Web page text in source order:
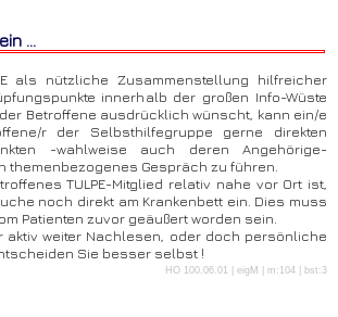
...
als nützliche Zusammenstellung hilfreicher
innerhalb der großen Info-Wüste
Betroffene ausdrücklich wünscht, kann ein/e
r der Selbsthilfegruppe gerne direkten
-wahlweise auch deren Angehörige-
themenbezogenes Gespräch zu führen.
TULPE-Mitglied relativ nahe vor Ort ist,
noch direkt am Krankenbett ein. Dies muss
Patienten zuvor geäußert worden sein.
aktiv weiter Nachlesen, oder doch persönliche
Sie besser selbst !
HO 100.06.01 | eigM | m:104 | bst:3